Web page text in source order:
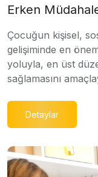
Erken
Çocuğun kişisel,
gelişiminde en
yoluyla, en üst
sağlamasını
Detaylar